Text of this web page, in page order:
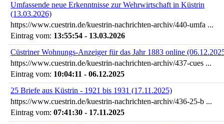
Umfassende neue Erkenntnisse zur Wehrwirtschaft in Küstrin
(13.03.2026)
https://www.cuestrin.de/kuestrin-nachrichten-archiv/440-umfa ...
Eintrag vom: 13:55:54 - 13.03.2026
Cüstriner Wohnungs-Anzeiger für das Jahr 1883 online
https://www.cuestrin.de/kuestrin-nachrichten-archiv/437-cues ...
Eintrag vom: 10:04:11 - 06.12.2025
25 Briefe aus Küstrin - 1921 bis 1931 (17.11.2025)
https://www.cuestrin.de/kuestrin-nachrichten-archiv/436-25-b ...
Eintrag vom: 07:41:30 - 17.11.2025